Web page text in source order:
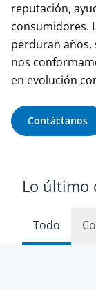
reputación,
consumidores.
perduran años,
nos
en evolución
Contáctanos
Lo último
Todo